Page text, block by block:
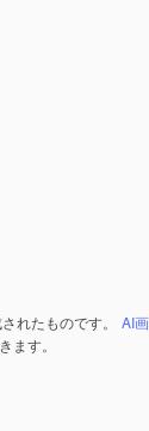
れたものです。 AI
ます。